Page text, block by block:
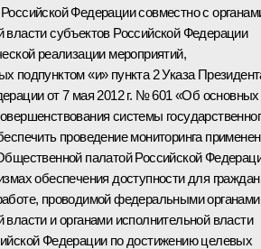
Федерации совместно с
власти субъектов Российской Федерации
реализации мероприятий,
подпунктом «и» пункта 2 Указа
от 7 мая 2012 г. № 601 «Об основных
системы
проведение мониторинга
палатой Российской
обеспечения доступности для граждан
проводимой федеральными органами
власти и органами исполнительной власти
Федерации по достижению целевых